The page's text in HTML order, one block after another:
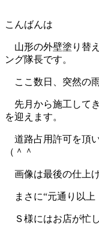
こんばんは
山形の外壁塗り替
ング隊長です。
ここ数日、突然の
先月から施工して
を迎えます。
道路占用許可を頂
（＾＾
画像は最後の仕上
まさに“元通り以上
Ｓ様にはお店が忙